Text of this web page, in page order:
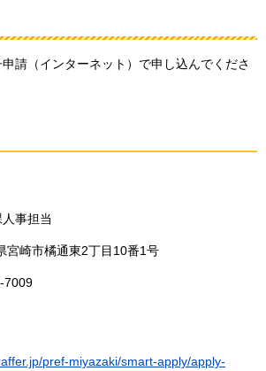
申請（インターネット）で申し込んでくださ
事担当
宮崎市橘通東2丁目10番1号
7009
pref-miyazaki/smart-apply/apply-